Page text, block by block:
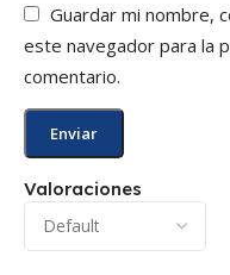
Valoraciones
Guardar mi nombre,
este navegador para la
comentario.